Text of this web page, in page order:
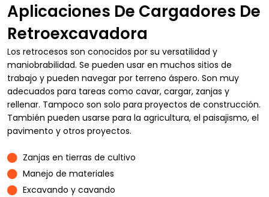
Aplicaciones De Cargadores De
Retroexcavadora
Los retrocesos son conocidos por su versatilidad y
maniobrabilidad. Se pueden usar en muchos sitios de
trabajo y pueden navegar por terreno áspero. Son muy
adecuados para tareas como cavar, cargar, zanjas y
rellenar. Tampoco son solo para proyectos de construcción.
También pueden usarse para la agricultura, el paisajismo, el
pavimento y otros proyectos.
Zanjas en tierras de cultivo
Manejo de materiales
Excavando y cavando